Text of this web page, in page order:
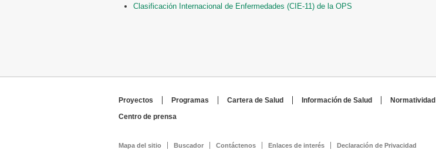
Clasificación Internacional de Enfermedades (CIE-11) de la OPS
Proyectos Programas Cartera de Salud Información de Salud Normatividad
Centro de prensa
Mapa del sitio Buscador Contáctenos Enlaces de interés Declaración de Privacidad